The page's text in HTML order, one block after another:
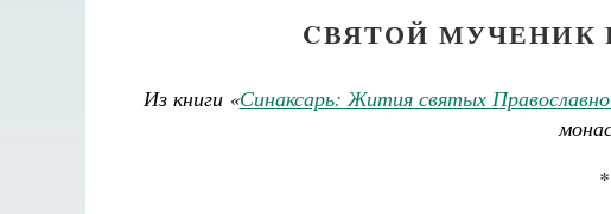
CВЯТОЙ МУЧЕНИК
Из книги «Синаксарь: Жития святых